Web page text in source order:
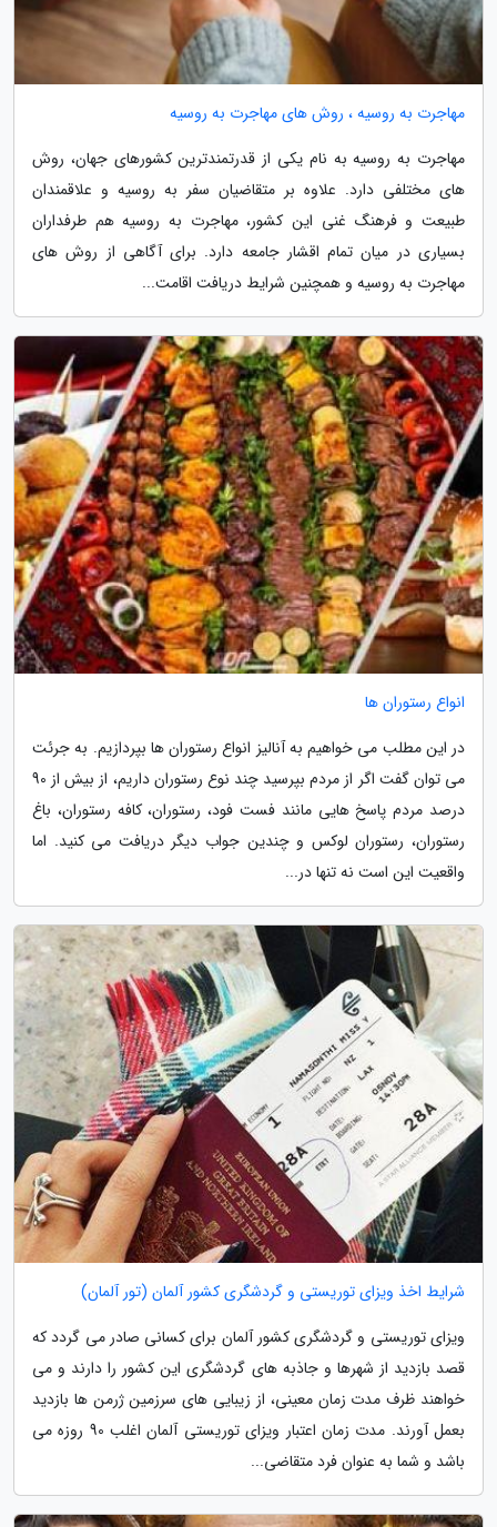
مهاجرت به روسیه ، روش های مهاجرت به روسیه
مهاجرت به روسیه به نام یکی از قدرتمندترین کشورهای جهان، روش
های مختلفی دارد. علاوه بر متقاضیان سفر به روسیه و علاقمندان
طبیعت و فرهنگ غنی این کشور، مهاجرت به روسیه هم طرفداران
بسیاری در میان تمام اقشار جامعه دارد. برای آگاهی از روش های
مهاجرت به روسیه و همچنین شرایط دریافت اقامت...
انواع رستوران ها
در این مطلب می خواهیم به آنالیز انواع رستوران ها بپردازیم. به جرئت
می توان گفت اگر از مردم بپرسید چند نوع رستوران داریم، از بیش از 90
درصد مردم پاسخ هایی مانند فست فود، رستوران، کافه رستوران، باغ
رستوران، رستوران لوکس و چندین جواب دیگر دریافت می کنید. اما
واقعیت این است نه تنها در...
شرایط اخذ ویزای توریستی و گردشگری کشور آلمان (تور آلمان)
ویزای توریستی و گردشگری کشور آلمان برای کسانی صادر می گردد که
قصد بازدید از شهرها و جاذبه های گردشگری این کشور را دارند و می
خواهند ظرف مدت زمان معینی، از زیبایی های سرزمین ژرمن ها بازدید
بعمل آورند. مدت زمان اعتبار ویزای توریستی آلمان اغلب 90 روزه می
باشد و شما به عنوان فرد متقاضی...